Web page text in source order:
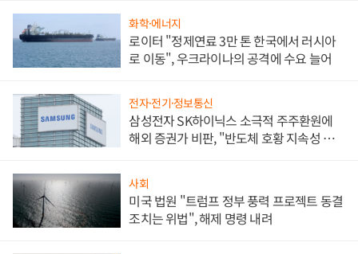
화학·에너지
로이터 "정제연료 3만 톤 한국에서 러시아
로 이동", 우크라이나의 공격에 수요 늘어
전자·전기·정보통신
삼성전자 SK하이닉스 소극적 주주환원에
해외 증권가 비판, "반도체 호황 지속성 의
사회
미국 법원 "트럼프 정부 풍력 프로젝트 동결
조치는 위법", 해제 명령 내려